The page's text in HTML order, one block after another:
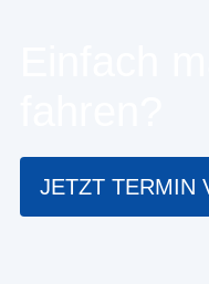
JETZT TERMIN